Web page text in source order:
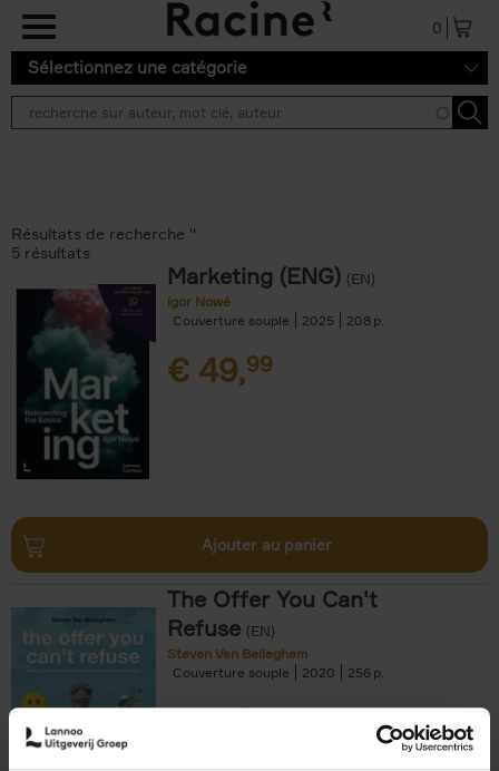
Aller au contenu principal
0
Sélectionnez une catégorie
Résultats de recherche ''
5 résultats
Marketing (ENG) (EN)
Igor Nowé
Couverture souple
2025 208
€ 49,99
Ajouter au panier
The Offer You Can't
Refuse (EN)
Steven Van Belleghem
Couverture souple
2020 256
€37,50